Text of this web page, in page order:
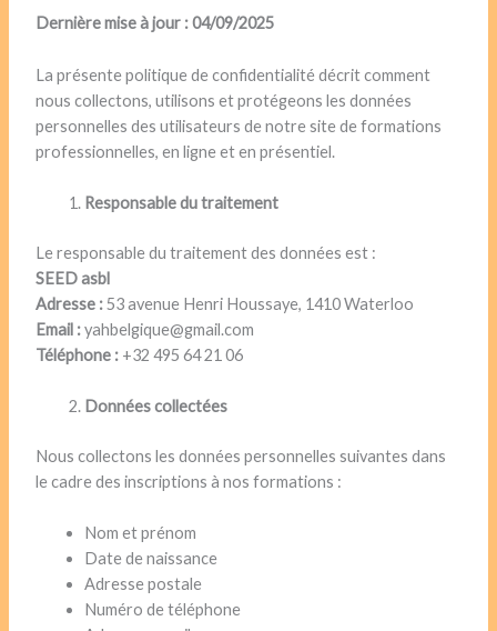
Dernière mise à jour : 04/09/2025
La présente politique de confidentialité décrit comment
nous collectons, utilisons et protégeons les données
personnelles des utilisateurs de notre site de formations
professionnelles, en ligne et en présentiel.
Responsable du traitement
Le responsable du traitement des données est :
SEED asbl
Adresse :53 avenue Henri Houssaye, 1410 Waterloo
Email :yahbelgique@gmail.com
Téléphone : +32 495 64 21 06
Données collectées
Nous collectons les données personnelles suivantes dans
le cadre des inscriptions à nos formations :
Nom et prénom
Date de naissance
Adresse postale
Numéro de téléphone